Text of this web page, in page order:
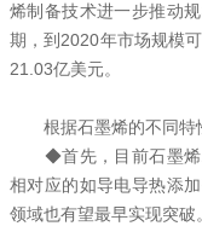
烯制备技术进一步推动
期，到2020年市场规模
21.03亿美元。
根据石墨烯的不同特性
◆首先，目前石墨烯粉
相对应的如导电导热添
领域也有望最早实现突破。